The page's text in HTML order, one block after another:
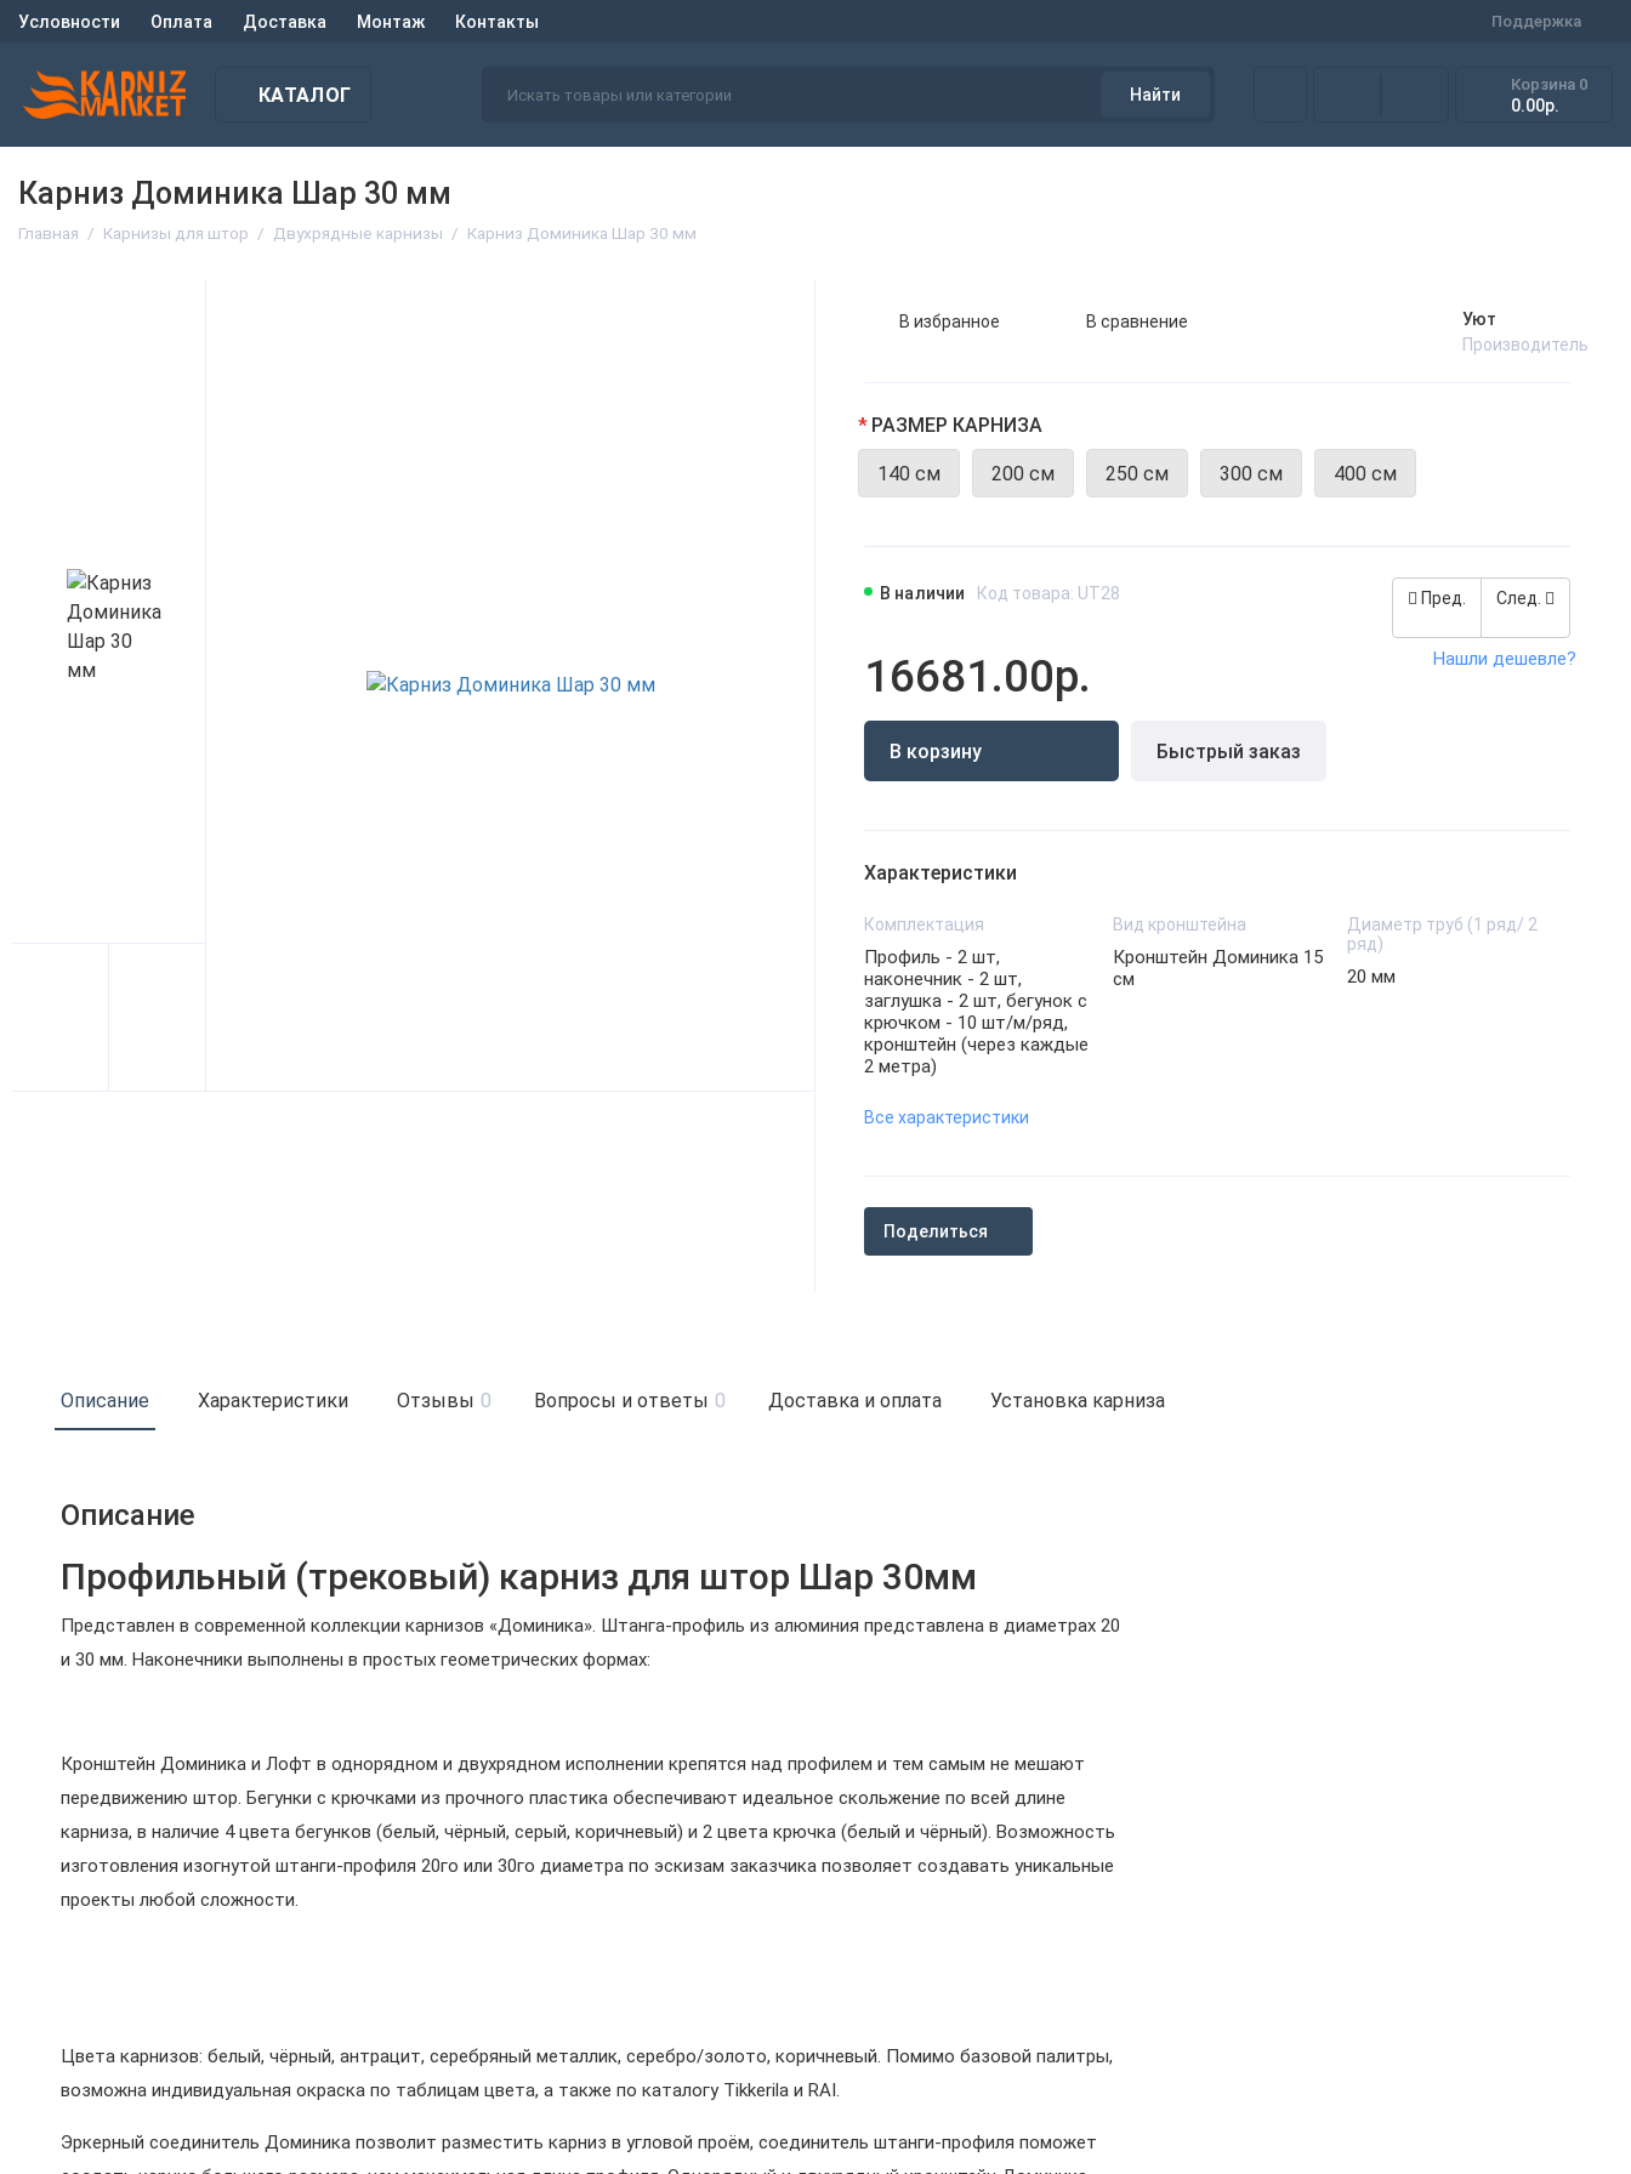
Условности Оплата Доставка Монтаж Контакты Поддержка
КАТАЛОГ Найти
Корзина 0
0.00р.
Карниз Доминика Шар 30 мм
Главная Карнизы для штор Двухрядные карнизы Карниз Доминика Шар 30 мм
Пред. След.
В наличии Код товара: UT28
Уют
Производитель
16681.00р.
В корзину Быстрый заказ
Нашли дешевле?
В избранное В сравнение
РАЗМЕР КАРНИЗА
140 см 200 см 250 см 300 см 400 см
Характеристики
Комплектация
Профиль - 2 шт,
наконечник - 2 шт,
заглушка - 2 шт, бегунок с
крючком - 10 шт/м/ряд,
кронштейн (через каждые
2 метра)
Вид кронштейна
Кронштейн Доминика 15
см
Диаметр труб (1 ряд/ 2
ряд)
20 мм
Все характеристики
Поделиться
Описание Характеристики Отзывы 0 Вопросы и ответы 0 Доставка и оплата Установка карниза
Описание
Профильный (трековый) карниз для штор Шар 30мм
Представлен в современной коллекции карнизов «Доминика». Штанга-профиль из алюминия представлена в диаметрах 20
и 30 мм. Наконечники выполнены в простых геометрических формах:
Кронштейн Доминика и Лофт в однорядном и двухрядном исполнении крепятся над профилем и тем самым не мешают
передвижению штор. Бегунки с крючками из прочного пластика обеспечивают идеальное скольжение по всей длине
карниза, в наличие 4 цвета бегунков (белый, чёрный, серый, коричневый) и 2 цвета крючка (белый и чёрный). Возможность
изготовления изогнутой штанги-профиля 20го или 30го диаметра по эскизам заказчика позволяет создавать уникальные
проекты любой сложности.
Цвета карнизов: белый, чёрный, антрацит, серебряный металлик, серебро/золото, коричневый. Помимо базовой палитры,
возможна индивидуальная окраска по таблицам цвета, а также по каталогу Tikkerila и RAI.
Эркерный соединитель Доминика позволит разместить карниз в угловой проём, соединитель штанги-профиля поможет